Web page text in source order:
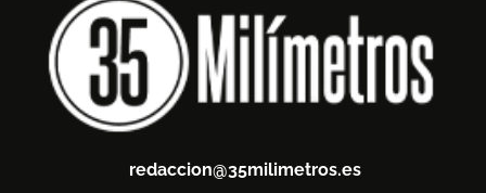
redaccion@35milimetros.es